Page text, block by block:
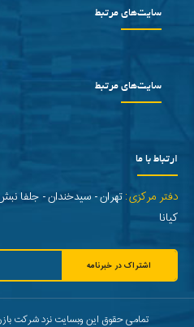
سایت‌های مرتبط
سایت‌های مرتبط
ارتباط با ما
دفتر مرکزی:
کیانا
اشتراک در خبرنامه
تمامی حقوق این وبسایت نزد شرکت